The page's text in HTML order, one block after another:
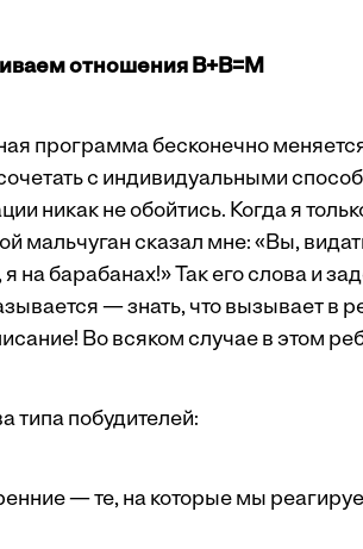
отношения В+В=М
программа бесконечно
с индивидуальными
никак не обойтись. Когда я
мальчуган сказал мне: «Вы,
я на барабанах!» Так его слова и
— знать, что вызывает в
Во всяком случае в этом
типа побудителей:
— те, на которые мы